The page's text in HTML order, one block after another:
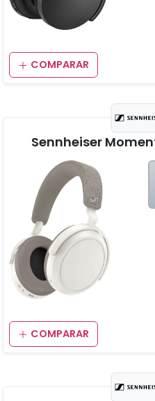
COMPARAR
Sennheiser
COMPARAR